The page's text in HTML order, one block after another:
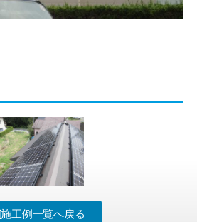
施工例一覧へ戻る